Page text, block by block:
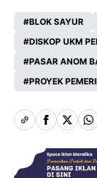
BLOK SAYUR
DISKOP UKM
PASAR ANOM
PROYEK